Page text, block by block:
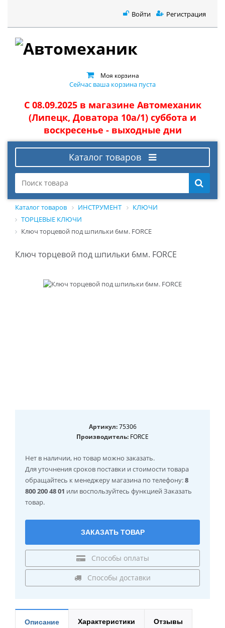
Войти Регистрация
Моя корзина
Сейчас ваша корзина пуста
С 08.09.2025 в магазине Автомеханик
(Липецк, Доватора 10а/1) суббота и
воскресенье - выходные дни
Каталог товаров
Каталог товаров ИНСТРУМЕНТ
КЛЮЧИ
ТОРЦЕВЫЕ КЛЮЧИ
Ключ торцевой под шпильки 6мм. FORCE
Ключ торцевой под шпильки 6мм. FORCE
Артикул:75306
Производитель: FORCE
Нет в наличии, но товар можно заказать.
Для уточнения сроков поставки и стоимости товара
обращайтесь к менеджеру магазина по телефону:8
800 200 48 01 или воспользуйтесь функцией Заказать
товар.
ЗАКАЗАТЬ ТОВАР
Способы оплаты
Способы доставки
Описание Характеристики Отзывы